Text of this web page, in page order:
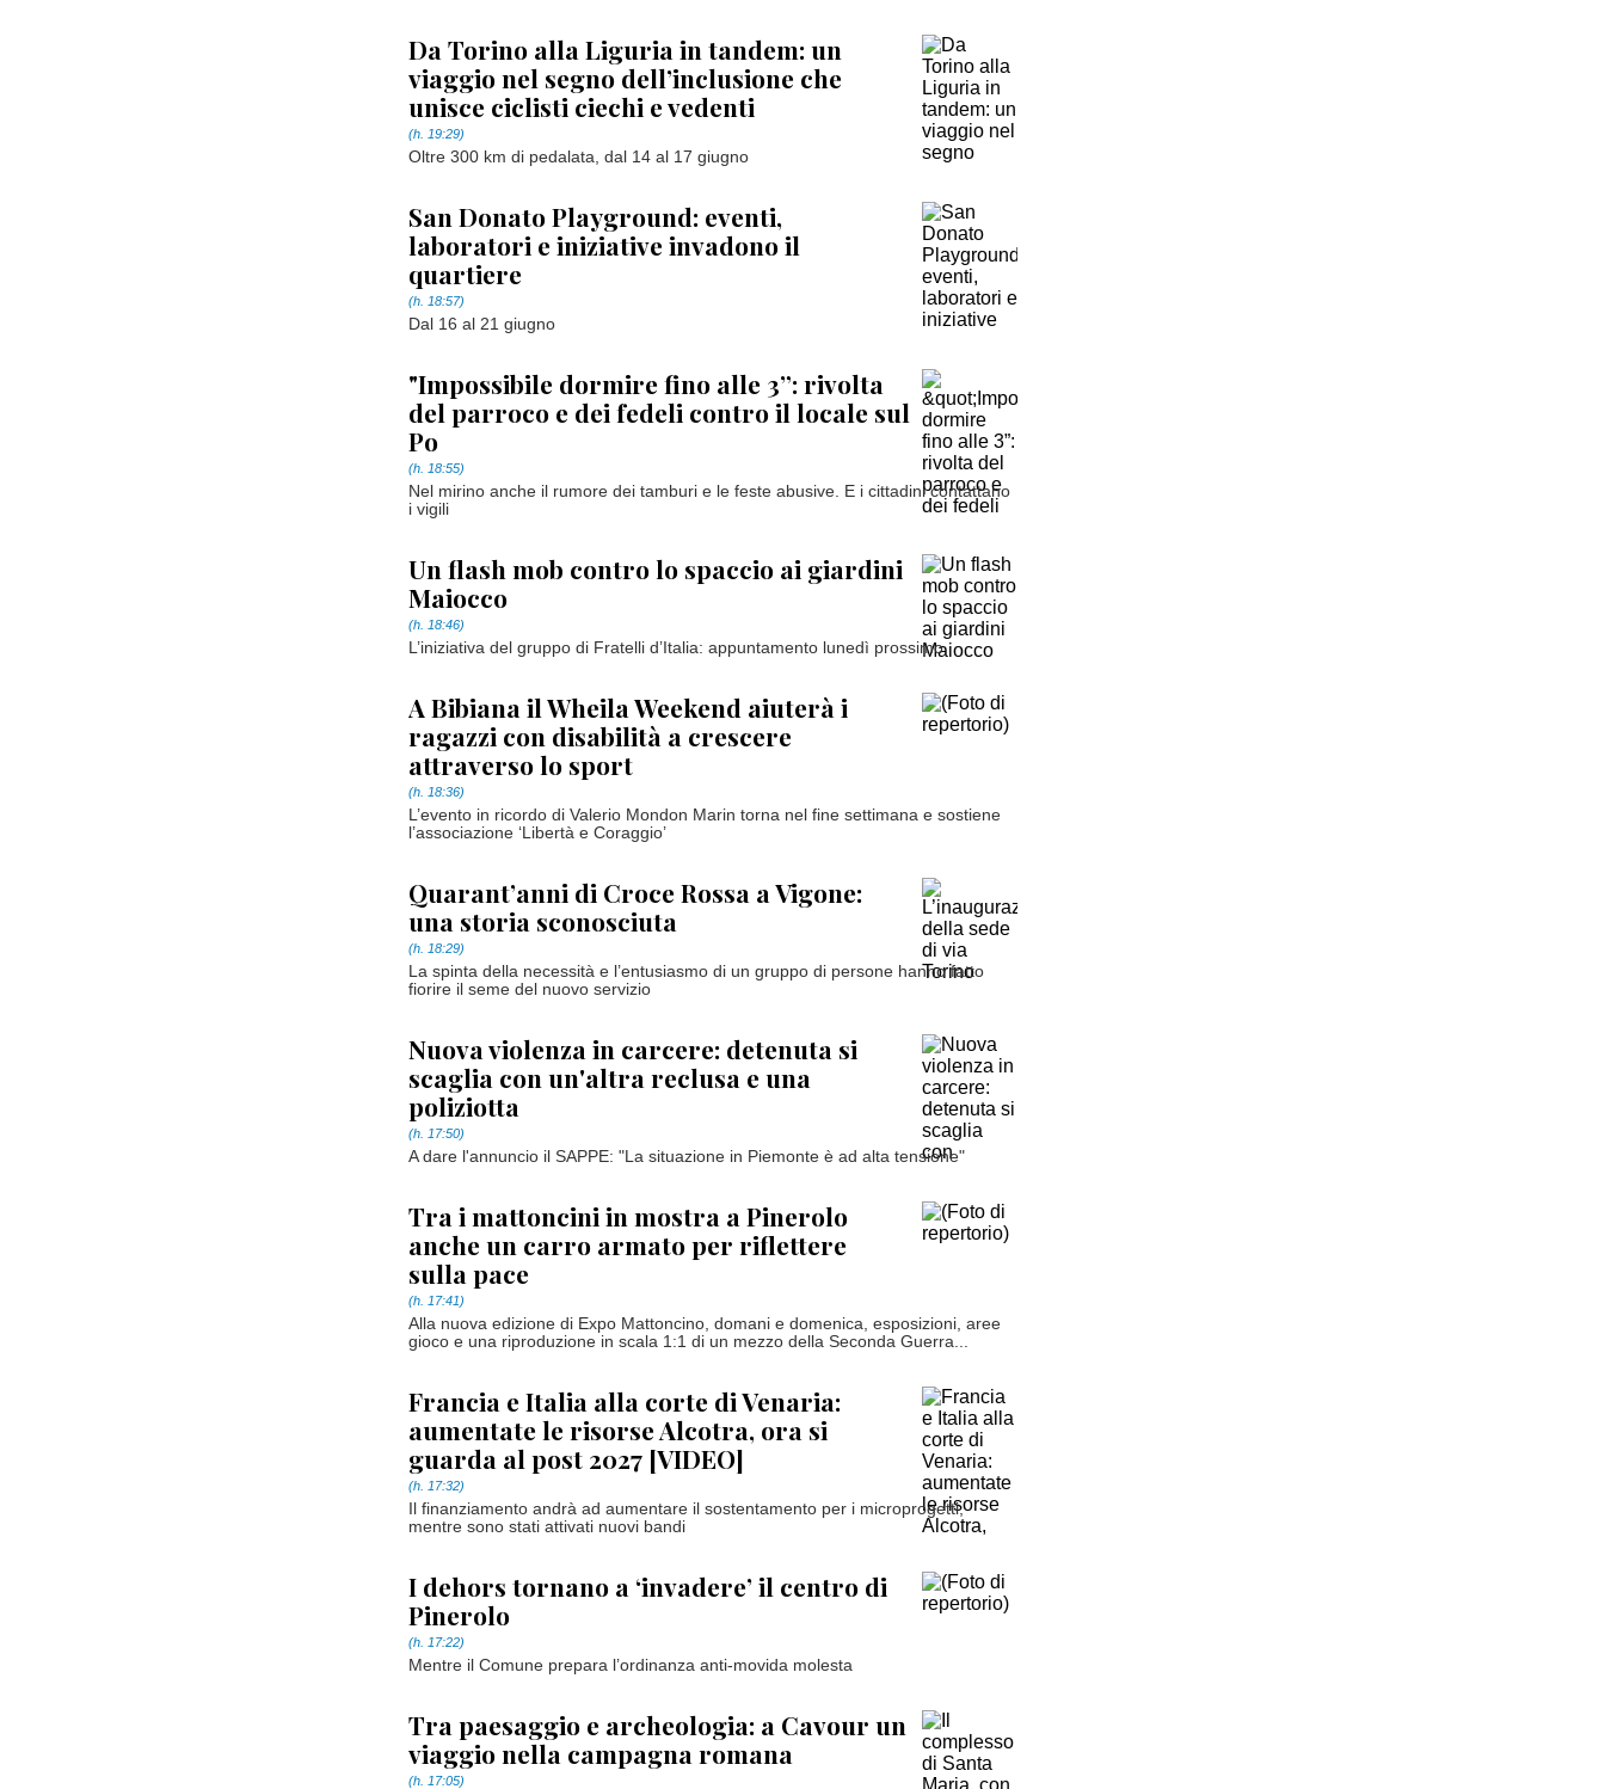
Da Torino alla Liguria in tandem: un
viaggio nel segno dell’inclusione che
unisce ciclisti ciechi e vedenti
(h. 19:29)
Oltre 300 km di pedalata, dal 14 al 17 giugno
San Donato Playground: eventi,
laboratori e iniziative invadono il
quartiere
(h. 18:57)
Dal 16 al 21 giugno
"Impossibile dormire fino alle 3”: rivolta
del parroco e dei fedeli contro il locale sul
Po
(h. 18:55)
Nel mirino anche il rumore dei tamburi e le feste abusive. E i cittadini contattano
i vigili
Un flash mob contro lo spaccio ai giardini
Maiocco
(h. 18:46)
L’iniziativa del gruppo di Fratelli d’Italia: appuntamento lunedì prossimo
A Bibiana il Wheila Weekend aiuterà i
ragazzi con disabilità a crescere
attraverso lo sport
(h. 18:36)
L’evento in ricordo di Valerio Mondon Marin torna nel fine settimana e sostiene
l’associazione ‘Libertà e Coraggio’
Quarant’anni di Croce Rossa a Vigone:
una storia sconosciuta
(h. 18:29)
La spinta della necessità e l’entusiasmo di un gruppo di persone hanno fatto
fiorire il seme del nuovo servizio
Nuova violenza in carcere: detenuta si
scaglia con un'altra reclusa e una
poliziotta
(h. 17:50)
A dare l'annuncio il SAPPE: "La situazione in Piemonte è ad alta tensione"
Tra i mattoncini in mostra a Pinerolo
anche un carro armato per riflettere
sulla pace
(h. 17:41)
Alla nuova edizione di Expo Mattoncino, domani e domenica, esposizioni, aree
gioco e una riproduzione in scala 1:1 di un mezzo della Seconda Guerra...
Francia e Italia alla corte di Venaria:
aumentate le risorse Alcotra, ora si
guarda al post 2027 [VIDEO]
(h. 17:32)
Il finanziamento andrà ad aumentare il sostentamento per i microprogetti,
mentre sono stati attivati nuovi bandi
I dehors tornano a ‘invadere’ il centro di
Pinerolo
(h. 17:22)
Mentre il Comune prepara l’ordinanza anti-movida molesta
Tra paesaggio e archeologia: a Cavour un
viaggio nella campagna romana
(h. 17:05)